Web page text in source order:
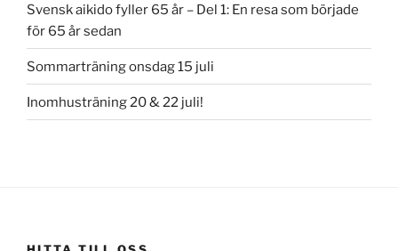
Svensk aikido fyller 65 år – Del 1: En resa som började
för 65 år sedan
Sommarträning onsdag 15 juli
Inomhusträning 20 & 22 juli!